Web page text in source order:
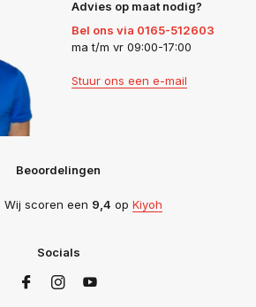
Advies op maat nodig?
Bel ons via 0165-512603
ma t/m vr 09:00-17:00
Stuur ons een e-mail
Beoordelingen
Wij scoren een 9,4 op Kiyoh
Socials